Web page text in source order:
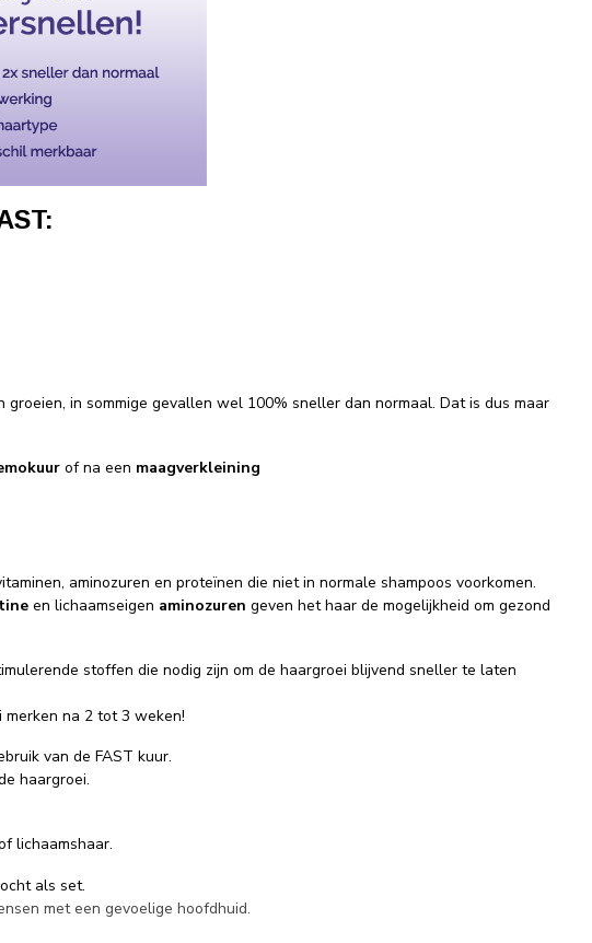
in sommige gevallen wel 100% sneller dan normaal. Dat is dus maar
of na een maagverkleining
aminozuren en proteïnen die niet in normale shampoos voorkomen.
en lichaamseigen aminozuren geven het haar de mogelijkheid om gezond
stoffen die nodig zijn om de haargroei blijvend sneller te laten
na 2 tot 3 weken!
van de FAST kuur.
haargroei.
lichaamshaar.
als set.
met een gevoelige hoofdhuid.